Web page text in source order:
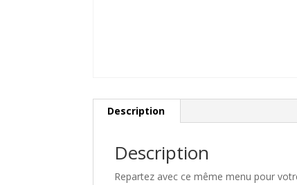
Description
Description
Repartez avec ce même menu pour